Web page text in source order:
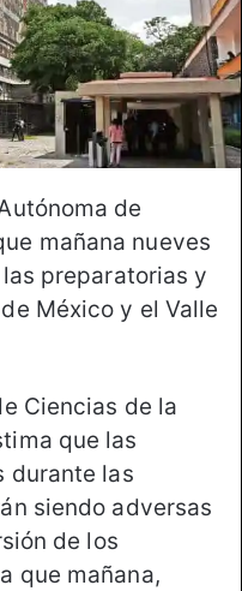
de
mañana nueves
preparatorias y
México y el Valle
Ciencias de la
que las
durante las
siendo adversas
de los
que mañana,